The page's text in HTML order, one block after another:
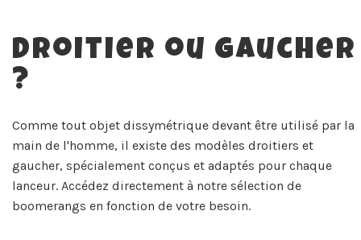
Droitier ou Gaucher
?
Comme tout objet dissymétrique devant être utilisé par la
main de l'homme, il existe des modèles droitiers et
gaucher, spécialement conçus et adaptés pour chaque
lanceur. Accédez directement à notre sélection de
boomerangs en fonction de votre besoin.